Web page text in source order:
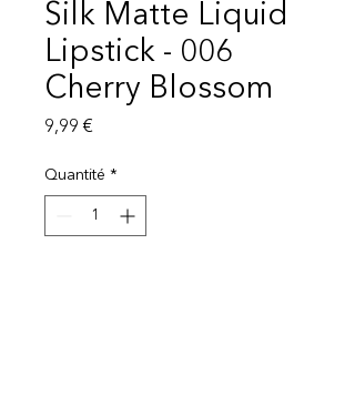
Silk Matte Liquid
Lipstick - 006
Cherry Blossom
9,99 €Prix
Quantité *